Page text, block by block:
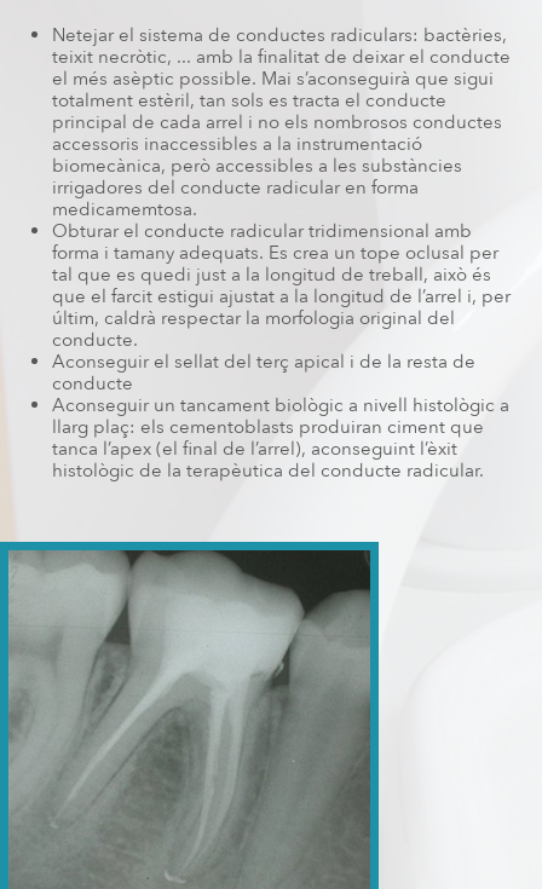
Netejar el sistema de conductes radiculars: bactèries,
teixit necròtic, ... amb la finalitat de deixar el conducte
el més asèptic possible. Mai s’aconseguirà que sigui
totalment estèril, tan sols es tracta el conducte
principal de cada arrel i no els nombrosos conductes
accessoris inaccessibles a la instrumentació
biomecànica, però accessibles a les substàncies
irrigadores del conducte radicular en forma
medicamemtosa.
Obturar el conducte radicular tridimensional amb
forma i tamany adequats. Es crea un tope oclusal per
tal que es quedi just a la longitud de treball, això és
que el farcit estigui ajustat a la longitud de l’arrel i, per
últim, caldrà respectar la morfologia original del
conducte.
Aconseguir el sellat del terç apical i de la resta de
conducte
Aconseguir un tancament biològic a nivell histològic a
llarg plaç: els cementoblasts produiran ciment que
tanca l’apex (el final de l’arrel), aconseguint l’èxit
histològic de la terapèutica del conducte radicular.